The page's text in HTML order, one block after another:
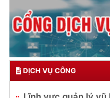
DỊCH VỤ CÔNG